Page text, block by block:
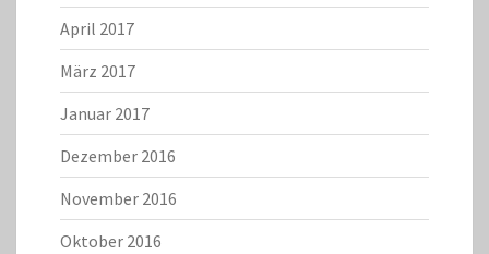
April 2017
März 2017
Januar 2017
Dezember 2016
November 2016
Oktober 2016